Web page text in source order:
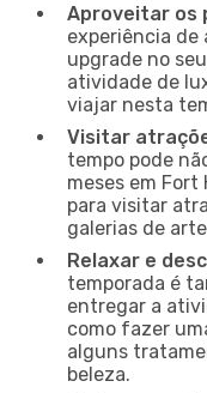
Aproveitar os
experiência
upgrade no
atividade de
viajar nesta
Visitar
tempo pode
meses em
para visitar
galerias de
Relaxar e
temporada é
entregar a
como fazer
alguns
beleza.